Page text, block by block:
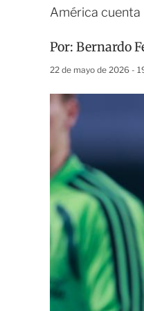
América
Por: Bernardo
22 de mayo de 2026 -